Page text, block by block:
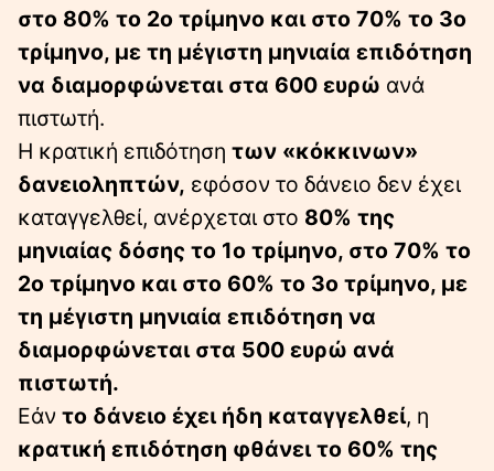
στο 80% το 2ο τρίμηνο και στο 70% το 3ο
τρίμηνο, με τη μέγιστη μηνιαία επιδότηση
να διαμορφώνεται στα 600 ευρώ ανά
πιστωτή.
Η κρατική επιδότηση των «κόκκινων»
δανειοληπτών, εφόσον το δάνειο δεν έχει
καταγγελθεί, ανέρχεται στο 80% της
μηνιαίας δόσης το 1ο τρίμηνο, στο 70% το
2ο τρίμηνο και στο 60% το 3ο τρίμηνο, με
τη μέγιστη μηνιαία επιδότηση να
διαμορφώνεται στα 500 ευρώ ανά
πιστωτή.
Εάν το δάνειο έχει ήδη καταγγελθεί, η
κρατική επιδότηση φθάνει το 60% της